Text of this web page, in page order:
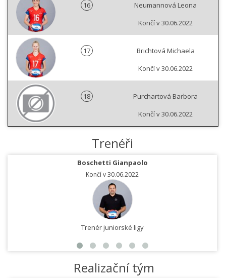
16
Neumannová Leona
Končí v 30.06.2022
17
Brichtová Michaela
Končí v 30.06.2022
18
Purchartová Barbora
Končí v 30.06.2022
Trenéři
Boschetti Gianpaolo
Končí v 30.06.2022
Trenér juniorské ligy
Realizační tým